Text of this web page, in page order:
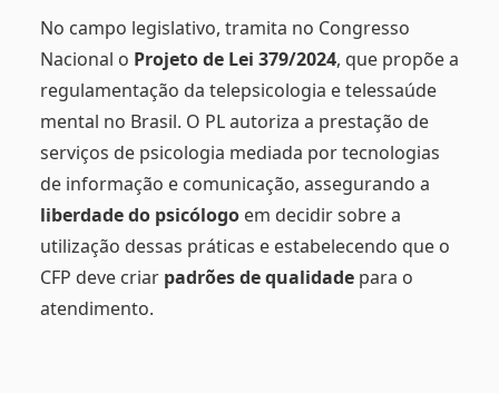
No campo legislativo, tramita no Congresso
Nacional o Projeto de Lei 379/2024, que propõe a
regulamentação da telepsicologia e telessaúde
mental no Brasil. O PL autoriza a prestação de
serviços de psicologia mediada por tecnologias
de informação e comunicação, assegurando a
liberdade do psicólogo em decidir sobre a
utilização dessas práticas e estabelecendo que o
CFP deve criar padrões de qualidade para o
atendimento.